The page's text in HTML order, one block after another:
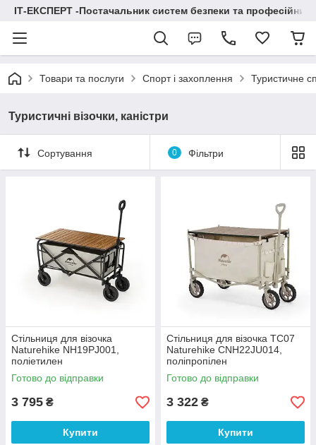
ІТ-ЕКСПЕРТ -Постачальник систем безпеки та професійних
Товари та послуги Спорт і захоплення Туристичне
Туристичні візочки, каністри
Сортування 0 Фільтри
Стільниця для візочка
Naturehike NH19PJ001,
поліетилен
Готово до відправки
3 795 ₴
Купити
Стільниця для візочка ТС07
Naturehike CNH22JU014,
поліпропілен
Готово до відправки
3 322 ₴
Купити